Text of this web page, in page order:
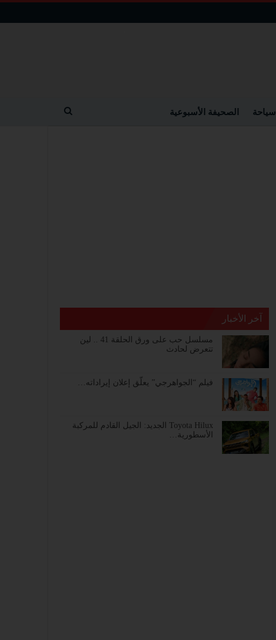
سياحة الصحيفة الأسبوعية
آخر الأخبار
مسلسل حب على ورق الحلقة 41 .. لين
تتعرض لحادث
فيلم “الجواهرجي” يعلّق إعلان إيراداته…
Toyota Hilux الجديد: الجيل القادم للمركبة
الأسطورية…